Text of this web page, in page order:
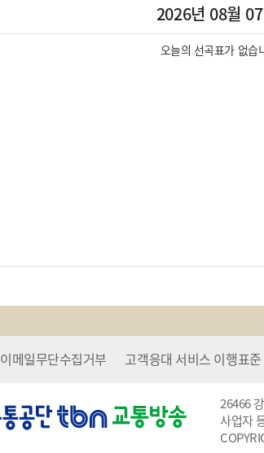
2026년 08월
오늘의 선곡표가 없습
이메일무단수집거부 고객응대 서비스 이행표준
26466
사업자